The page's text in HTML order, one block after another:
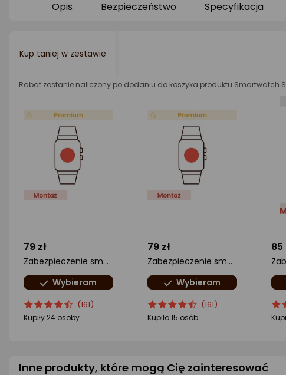
Opis Bezpieczeństwo Specyfikacja
Kup taniej w zestawie
Rabat zostanie naliczony po dodaniu do koszyka produktu Smartwatch
79 zł
Zabezpieczenie smartwatcha folią HD ultra (Silver Protection+)
Wybieram
ocena
produktu
Ocena
produktu
(161)
Kupiły 24 osoby
79 zł
Zabezpieczenie smartwatcha folią Hammer
Wybieram
ocena
produktu
Ocena
produktu
(161)
Kupiło 15 osób
85
Inne produkty, które mogą Cię zainteresować